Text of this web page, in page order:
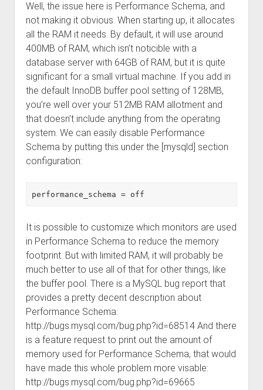
Well, the issue here is Performance Schema, and
not making it obvious. When starting up, it allocates
all the RAM it needs. By default, it will use around
400MB of RAM, which isn’t noticible with a
database server with 64GB of RAM, but it is quite
significant for a small virtual machine. If you add in
the default InnoDB buffer pool setting of 128MB,
you’re well over your 512MB RAM allotment and
that doesn’t include anything from the operating
system. We can easily disable Performance
Schema by putting this under the [mysqld] section
configuration:
It is possible to customize which monitors are used
in Performance Schema to reduce the memory
footprint. But with limited RAM, it will probably be
much better to use all of that for other things, like
the buffer pool. There is a MySQL bug report that
provides a pretty decent description about
Performance Schema:
http://bugs.mysql.com/bug.php?id=68514 And there
is a feature request to print out the amount of
memory used for Performance Schema, that would
have made this whole problem more visable:
http://bugs.mysql.com/bug.php?id=69665